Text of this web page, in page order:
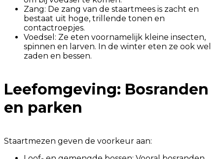
Zang: De zang van de staartmees is zacht en
bestaat uit hoge, trillende tonen en
contactroepjes.
Voedsel: Ze eten voornamelijk kleine insecten,
spinnen en larven. In de winter eten ze ook wel
zaden en bessen.
Leefomgeving: Bosranden
en parken
Staartmezen geven de voorkeur aan: